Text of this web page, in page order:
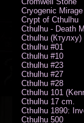
Cryogenic Mirage
Crypt of Cthulhu
Cthulhu - Death
Cthulhu (Ктулху)
Cthulhu #01
Cthulhu #10
Cthulhu #23
Cthulhu #27
Cthulhu #28
Cthulhu 101
Cthulhu 17 cm.
Cthulhu 1890:
Cthulhu 500